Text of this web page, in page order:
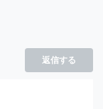
返信する